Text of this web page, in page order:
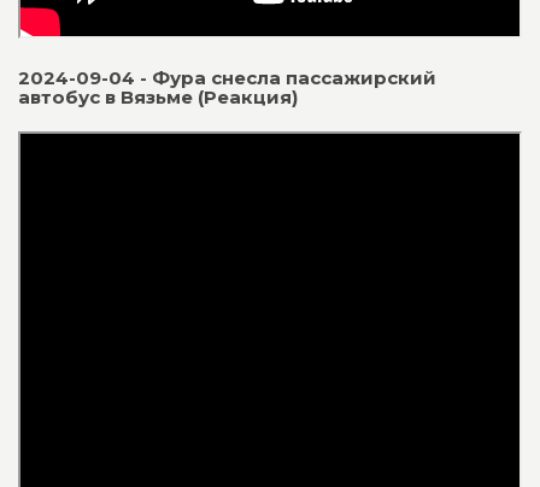
2024-09-04 - Фура снесла пассажирский
автобус в Вязьме (Реакция)